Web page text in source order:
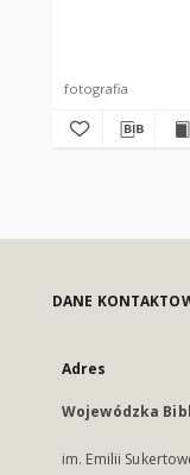
fotografia
DANE
Adres
Wojewódzka
im. Emilii